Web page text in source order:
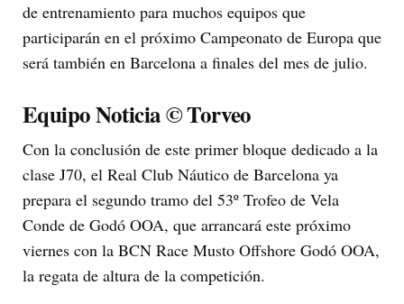
de entrenamiento para muchos equipos que
participarán en el próximo Campeonato de Europa que
será también en Barcelona a finales del mes de julio.
Equipo Noticia © Torveo
Con la conclusión de este primer bloque dedicado a la
clase J70, el Real Club Náutico de Barcelona ya
prepara el segundo tramo del 53º Trofeo de Vela
Conde de Godó OOA, que arrancará este próximo
viernes con la BCN Race Musto Offshore Godó OOA,
la regata de altura de la competición.